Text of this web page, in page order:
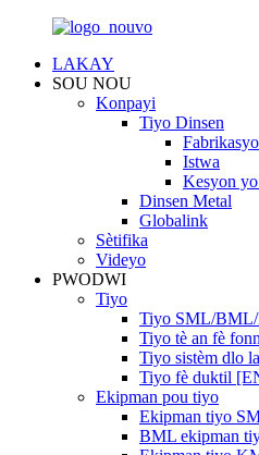
LAKAY
SOU NOU
Konpayi
Tiyo Dinsen
Istwa
Kesyon
Dinsen Metal
Globalink
Sètifika
Videyo
PWODWI
Tiyo
Tiyo SML/
Tiyo tè an fè
Tiyo sistèm dlo
Tiyo fè duktil
Ekipman pou tiyo
Ekipman tiyo
BML ekipman